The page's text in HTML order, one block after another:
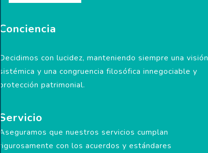
Conciencia
Decidimos con lucidez, manteniendo siempre una visión
sistémica y una congruencia filosófica innegociable y
protección patrimonial.
Servicio
Aseguramos que nuestros servicios cumplan
rigurosamente con los acuerdos y estándares